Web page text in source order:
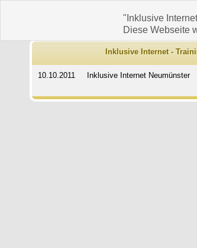
"Inklusive
Diese Webseite
Inklusive Internet -
10.10.2011 Inklusive Internet Neumünster